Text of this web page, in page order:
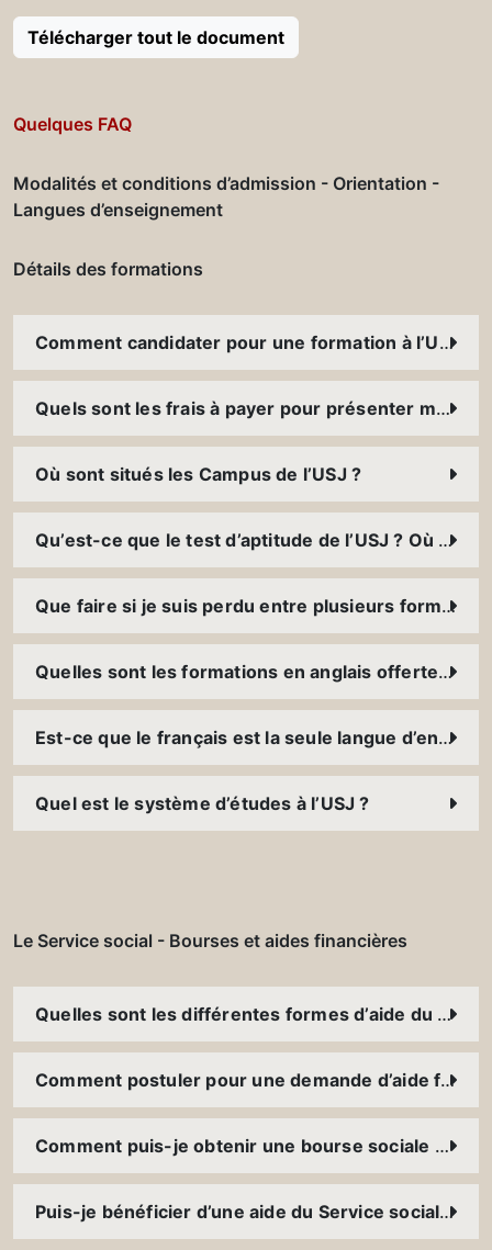
Télécharger tout le document
Quelques FAQ
Modalités et conditions d’admission - Orientation -
Langues d’enseignement
Détails des formations
Comment candidater pour une formation à l’USJ ?
Quels sont les frais à payer pour présenter mon dossier ?
Où sont situés les Campus de l’USJ ?
Qu’est-ce que le test d’aptitude de l’USJ ? Où et comment puis-je le présenter ?
Que faire si je suis perdu entre plusieurs formations ?
Quelles sont les formations en anglais offertes à l’USJ ?
Est-ce que le français est la seule langue d’enseignement à l’USJ ?
Quel est le système d’études à l’USJ ?
Le Service social - Bourses et aides financières
Quelles sont les différentes formes d’aide du Service social ? Est-ce que je peux bénéficier de plusieurs aides en même temps ?
Comment postuler pour une demande d’aide financière ?
Comment puis-je obtenir une bourse sociale ? À qui accordez-vous des bourses ?
Puis-je bénéficier d’une aide du Service social parallèlement à l’aide d’une fondation externe ou d’une bourse accordée par l’Université (bourse d’excellence, bourse Magis, etc.) ?